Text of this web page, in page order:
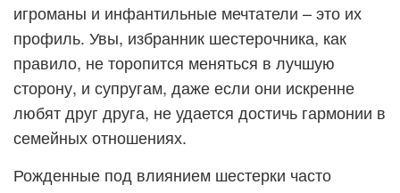
игроманы и инфантильные мечтатели – это их
профиль. Увы, избранник шестерочника, как
правило, не торопится меняться в лучшую
сторону, и супругам, даже если они искренне
любят друг друга, не удается достичь гармонии в
семейных отношениях.
Рожденные под влиянием шестерки часто